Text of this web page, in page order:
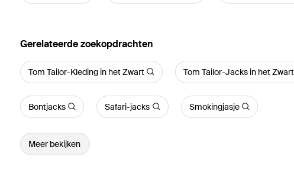
Gerelateerde zoekopdrachten
Tom Tailor-Kleding in het Zwart Tom Tailor-Jacks in het Zwart
Bontjacks Safari-jacks Smokingjasje
Meer bekijken